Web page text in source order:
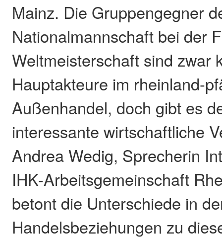
Mainz. Die Gruppengegner
Nationalmannschaft bei der
Weltmeisterschaft sind zwar
Hauptakteure im rheinland-
Außenhandel, doch gibt es
interessante wirtschaftliche
Andrea Wedig, Sprecherin
IHK-Arbeitsgemeinschaft
betont die Unterschiede in
Handelsbeziehungen zu